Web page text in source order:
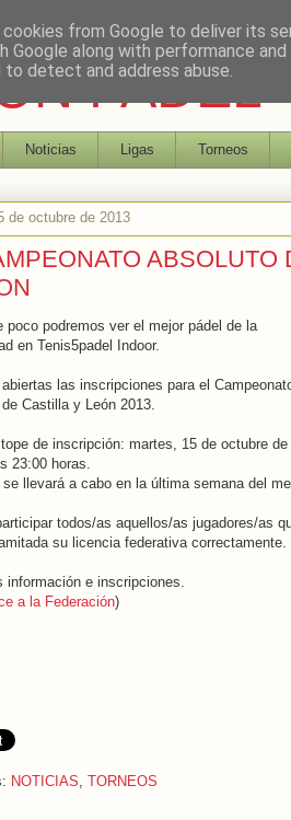
PADEL
Noticias Ligas Torneos
de octubre de 2013
ABSOLUTO
poco podremos ver el mejor pádel de la
en Tenis5padel Indoor.
las inscripciones para el
Castilla y León 2013.
de inscripción: martes, 15 de octubre de
23:00 horas.
se llevará a cabo en la última semana del
todos/as aquellos/as jugadores/as
su licencia federativa correctamente.
información e inscripciones.
a la Federación)
NOTICIAS, TORNEOS
from Google to deliver its
Google along with performance
detect and address abuse.